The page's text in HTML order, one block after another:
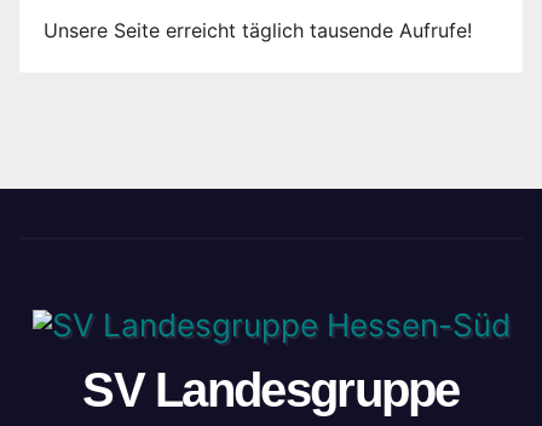
Unsere Seite erreicht täglich tausende Aufrufe!
SV Landesgruppe